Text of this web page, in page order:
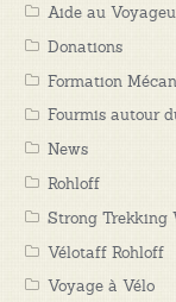
Aide au
Donations
Formation
Fourmis autour
News
Rohloff
Strong Trekking
Vélotaff Rohloff
Voyage à Vélo